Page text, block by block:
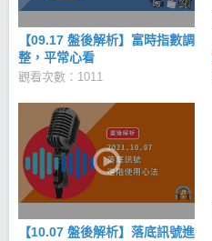
【09.17 盤後解析】富時指數調
整，平常心看
觀看次數：1011
【10.07 盤後解析】落底訊號進